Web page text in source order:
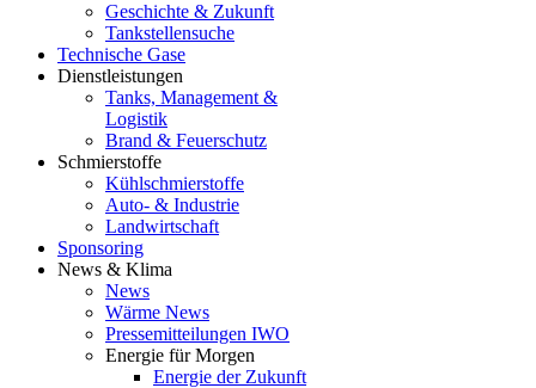
Geschichte & Zukunft
Tankstellensuche
Technische Gase
Dienstleistungen
Tanks, Management &
Logistik
Brand & Feuerschutz
Schmierstoffe
Kühlschmierstoffe
Auto- & Industrie
Landwirtschaft
Sponsoring
News & Klima
News
Wärme News
Pressemitteilungen IWO
Energie für Morgen
Energie der Zukunft